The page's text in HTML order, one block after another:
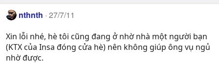
nthnth 27/7/11
Xin lỗi nhé, hè tôi cũng đang ở nhờ nhà một người bạn
(KTX của Insa đóng cửa hè) nên không giúp ông vụ ngủ
nhờ được.